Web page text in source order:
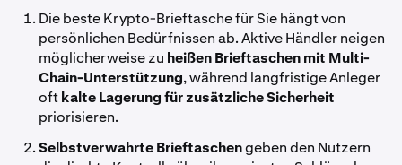
Die beste Krypto-Brieftasche für Sie hängt von
persönlichen Bedürfnissen ab. Aktive Händler neigen
möglicherweise zu heißen Brieftaschen mit Multi-
Chain-Unterstützung, während langfristige Anleger
oftkalte Lagerung für zusätzliche Sicherheit
priorisieren.
Selbstverwahrte Brieftaschengeben den Nutzern